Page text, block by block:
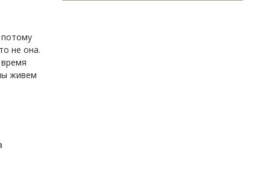
не она.
живем